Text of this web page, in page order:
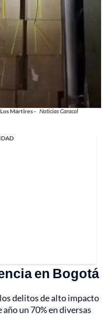
Mártires - Noticias Caracol
en Bogotá
delitos de alto impacto
un 70% en diversas